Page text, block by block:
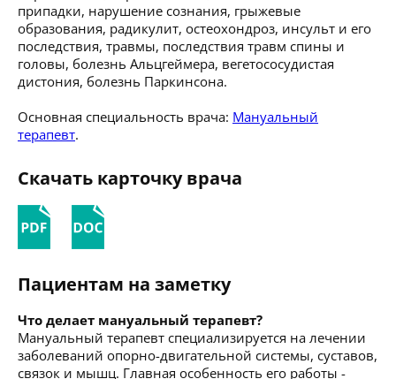
припадки, нарушение сознания, грыжевые
образования, радикулит, остеохондроз, инсульт и его
последствия, травмы, последствия травм спины и
головы, болезнь Альцгеймера, вегетососудистая
дистония, болезнь Паркинсона.
Основная специальность врача: Мануальный
терапевт.
Скачать карточку врача
Пациентам на заметку
Что делает мануальный терапевт?
Мануальный терапевт специализируется на лечении
заболеваний опорно-двигательной системы, суставов,
связок и мышц. Главная особенность его работы -